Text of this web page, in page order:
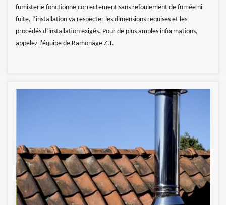
fumisterie fonctionne correctement sans refoulement de fumée ni
fuite, l’installation va respecter les dimensions requises et les
procédés d’installation exigés. Pour de plus amples informations,
appelez l'équipe de Ramonage Z.T.